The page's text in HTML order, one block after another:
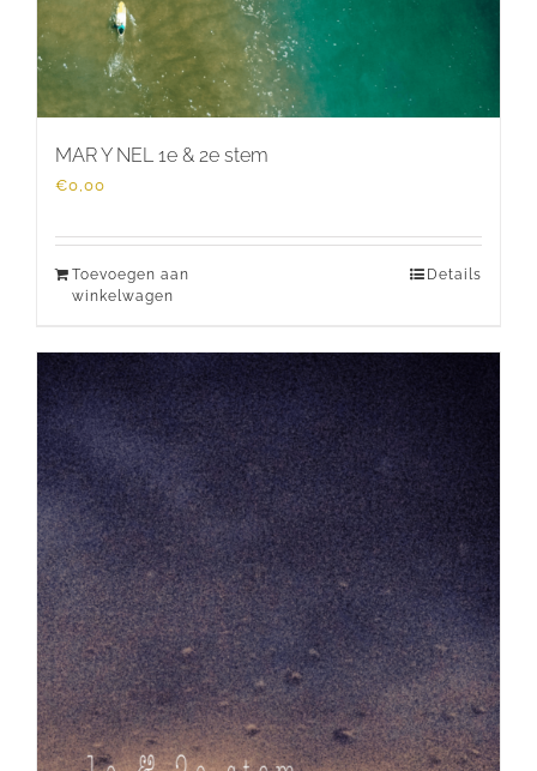
MAR Y NEL 1e & 2e stem
€0,00
Toevoegen aan
winkelwagen
Details